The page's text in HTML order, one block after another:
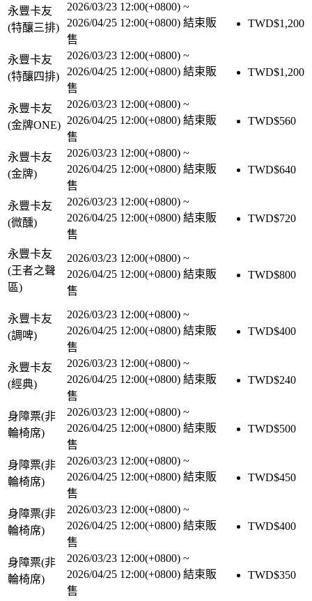
永豐卡友
(特釀三排)
2026/03/23 12:00(+0800) ~
2026/04/25 12:00(+0800) 結束販
售
TWD$1,200
永豐卡友
(特釀四排)
2026/03/23 12:00(+0800) ~
2026/04/25 12:00(+0800) 結束販
售
TWD$1,200
永豐卡友
(金牌ONE)
2026/03/23 12:00(+0800) ~
2026/04/25 12:00(+0800) 結束販
售
TWD$560
永豐卡友
(金牌)
2026/03/23 12:00(+0800) ~
2026/04/25 12:00(+0800) 結束販
售
TWD$640
永豐卡友
(微醺)
2026/03/23 12:00(+0800) ~
2026/04/25 12:00(+0800) 結束販
售
TWD$720
永豐卡友
(王者之聲
區)
2026/03/23 12:00(+0800) ~
2026/04/25 12:00(+0800) 結束販
售
TWD$800
永豐卡友
(調啤)
2026/03/23 12:00(+0800) ~
2026/04/25 12:00(+0800) 結束販
售
TWD$400
永豐卡友
(經典)
2026/03/23 12:00(+0800) ~
2026/04/25 12:00(+0800) 結束販
售
TWD$240
身障票(非
輪椅席)
2026/03/23 12:00(+0800) ~
2026/04/25 12:00(+0800) 結束販
售
TWD$500
身障票(非
輪椅席)
2026/03/23 12:00(+0800) ~
2026/04/25 12:00(+0800) 結束販
售
TWD$450
身障票(非
輪椅席)
2026/03/23 12:00(+0800) ~
2026/04/25 12:00(+0800) 結束販
售
TWD$400
身障票(非
輪椅席)
2026/03/23 12:00(+0800) ~
2026/04/25 12:00(+0800) 結束販
售
TWD$350